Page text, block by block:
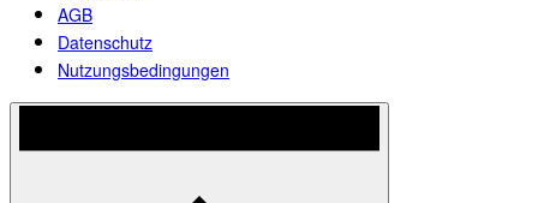
AGB
Datenschutz
Nutzungsbedingungen